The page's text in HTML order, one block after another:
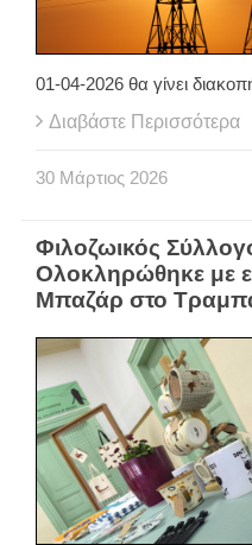
01-04-2026 θα γίνει
Διαβάστε Περισσότερα
30 Μάρτιος 2026
Φιλοζωικός
Ολοκληρώθηκε με
Μπαζάρ στο